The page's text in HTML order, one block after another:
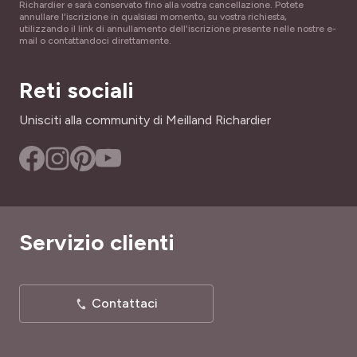
NOME COMUNE
Vite da tavola, Vite comune
PROFUMO
Privo di profumo
Rampicante
1010551
ALTEZZA A MATURITÀ
INTERESSE DECORATIVO
LARGHEZZA ADULTA
3 m
Richardier e sarà conservato fino alla vostra cancellazione. Potete
annullare l'iscrizione in qualsiasi momento, su vostra richiesta,
utilizzando il link di annullamento dell'iscrizione presente nelle nostre e-
mail o contattandoci direttamente.
Reti sociali
Unisciti alla community di Meilland Richardier
Servizio clienti
Contattaci